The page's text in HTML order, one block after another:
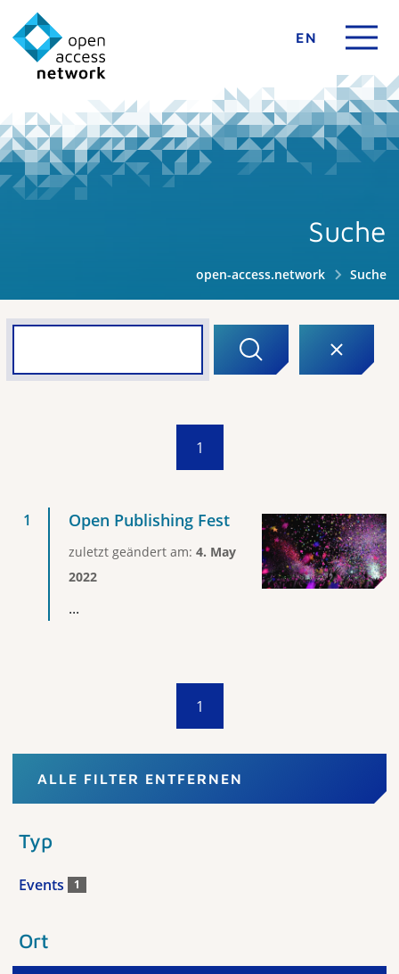
EN
Suche
open-access.network Suche
1
Open Publishing Fest
zuletzt geändert am: 4. May
2022
...
1
ALLE FILTER ENTFERNEN
Typ
Events 1
Ort